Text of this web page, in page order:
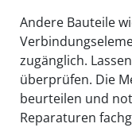
Andere Bauteile
zugänglich.
überprüfen. Die
beurteilen und
Reparaturen